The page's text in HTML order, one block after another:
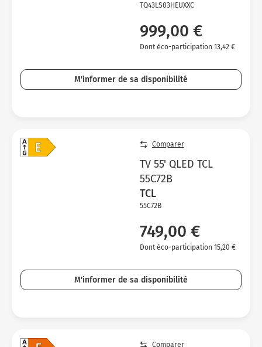
TQ43LS03HEUXXC
999,00 €
Dont éco-participation 13,42 €
M'informer de sa disponibilité
Comparer
TV 55' QLED TCL
55C72B
TCL
55C72B
749,00 €
Dont éco-participation 15,20 €
M'informer de sa disponibilité
Comparer